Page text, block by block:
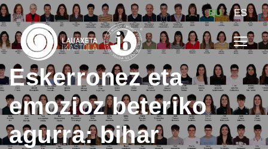
EU ES
Eskerronez eta
emozioz beteriko
agurra: bihar